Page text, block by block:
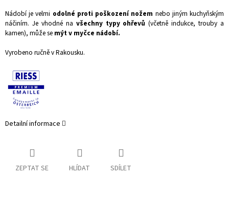
Nádobí je velmi odolné proti poškození nožem nebo jiným kuchyňským
náčiním. Je vhodné na všechny typy ohřevů (včetně indukce, trouby a
kamen), může se mýt v myčce nádobí.
Vyrobeno ručně v Rakousku.
Detailní informace
ZEPTAT SE HLÍDAT SDÍLET